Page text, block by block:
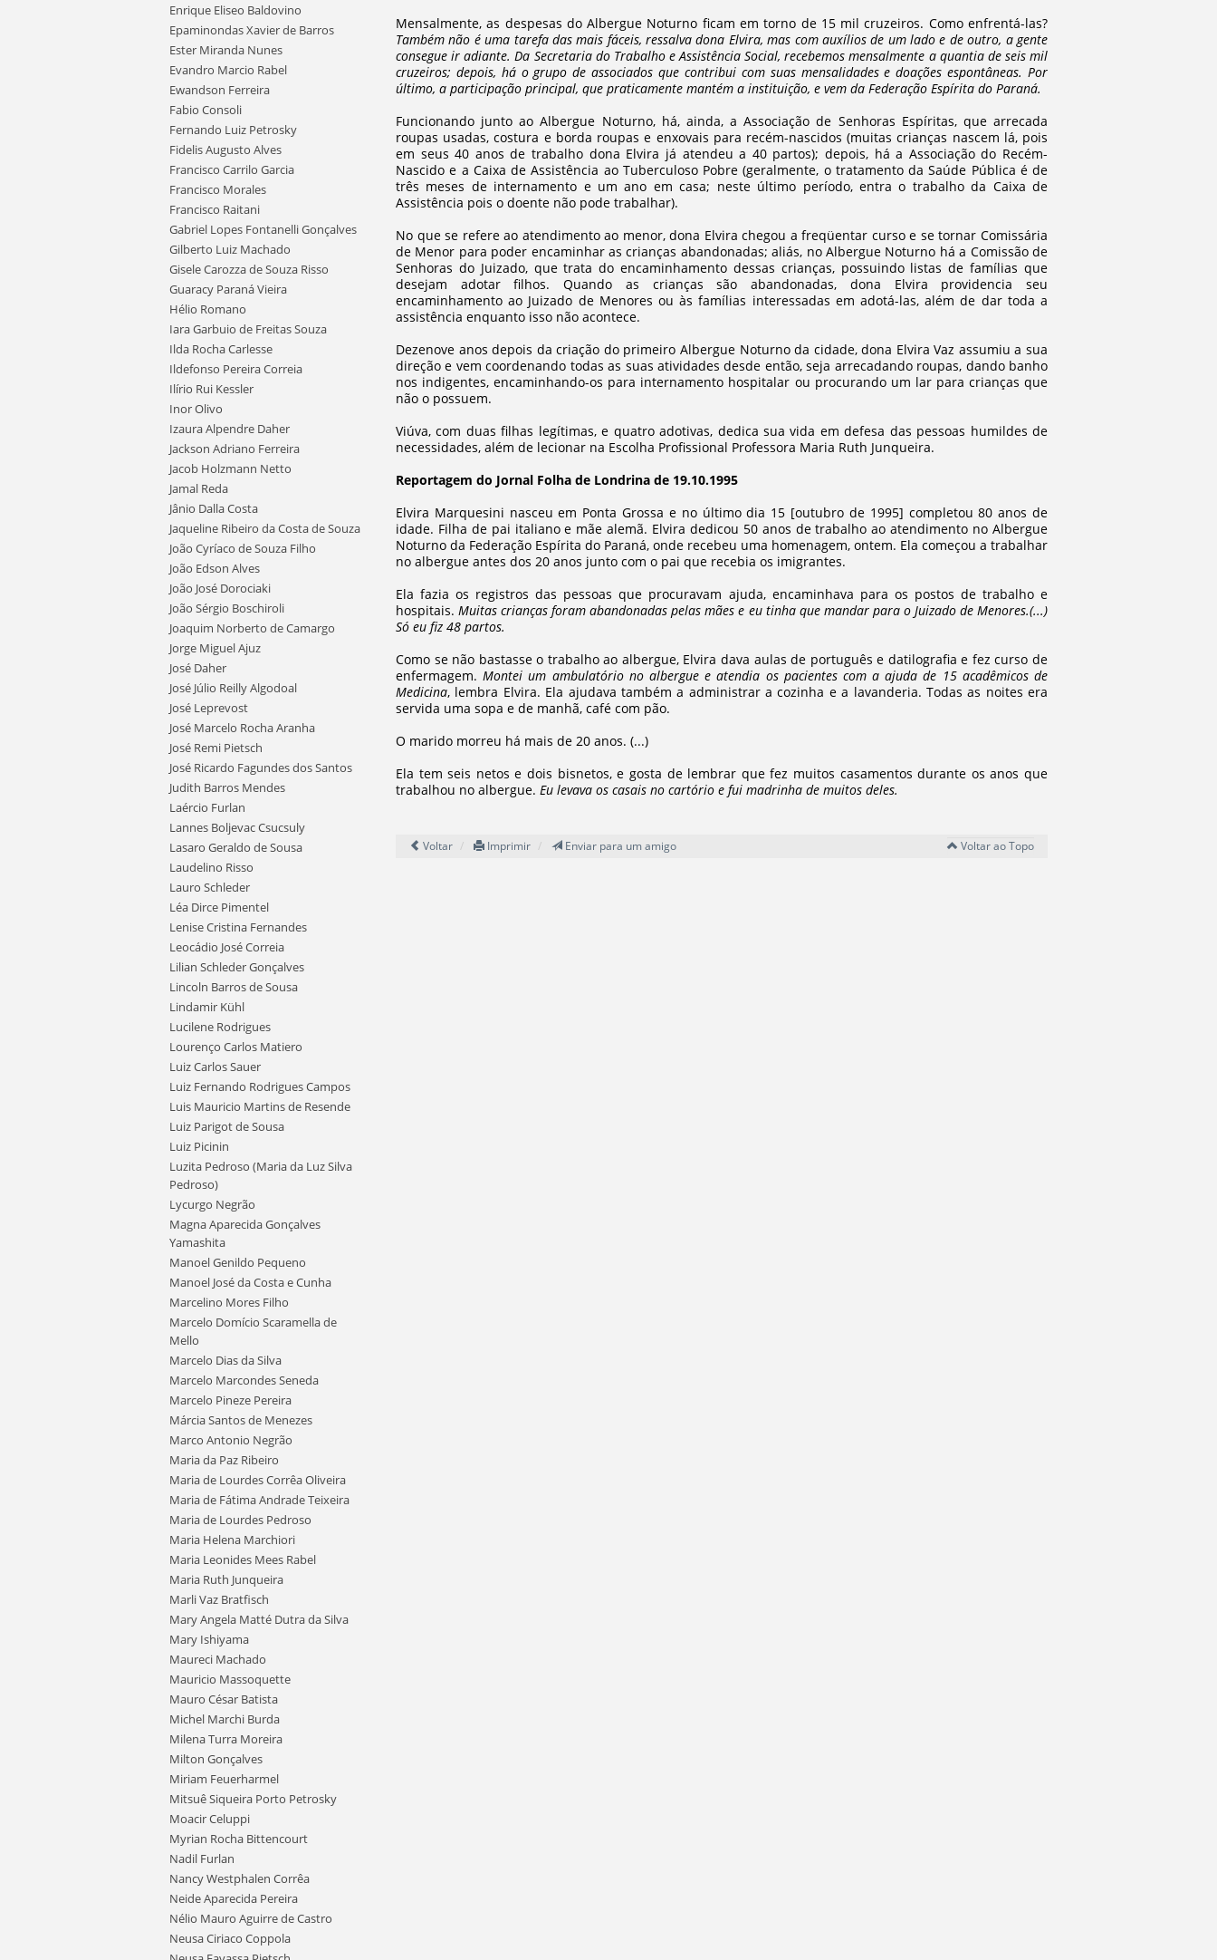
Enrique Eliseo Baldovino
Epaminondas Xavier de Barros
Ester Miranda Nunes
Evandro Marcio Rabel
Ewandson Ferreira
Fabio Consoli
Fernando Luiz Petrosky
Fidelis Augusto Alves
Francisco Carrilo Garcia
Francisco Morales
Francisco Raitani
Gabriel Lopes Fontanelli Gonçalves
Gilberto Luiz Machado
Gisele Carozza de Souza Risso
Guaracy Paraná Vieira
Hélio Romano
Iara Garbuio de Freitas Souza
Ilda Rocha Carlesse
Ildefonso Pereira Correia
Ilírio Rui Kessler
Inor Olivo
Izaura Alpendre Daher
Jackson Adriano Ferreira
Jacob Holzmann Netto
Jamal Reda
Jânio Dalla Costa
Jaqueline Ribeiro da Costa de Souza
João Cyríaco de Souza Filho
João Edson Alves
João José Dorociaki
João Sérgio Boschiroli
Joaquim Norberto de Camargo
Jorge Miguel Ajuz
José Daher
José Júlio Reilly Algodoal
José Leprevost
José Marcelo Rocha Aranha
José Remi Pietsch
José Ricardo Fagundes dos Santos
Judith Barros Mendes
Laércio Furlan
Lannes Boljevac Csucsuly
Lasaro Geraldo de Sousa
Laudelino Risso
Lauro Schleder
Léa Dirce Pimentel
Lenise Cristina Fernandes
Leocádio José Correia
Lilian Schleder Gonçalves
Lincoln Barros de Sousa
Lindamir Kühl
Lucilene Rodrigues
Lourenço Carlos Matiero
Luiz Carlos Sauer
Luiz Fernando Rodrigues Campos
Luis Mauricio Martins de Resende
Luiz Parigot de Sousa
Luiz Picinin
Luzita Pedroso (Maria da Luz Silva
Pedroso)
Lycurgo Negrão
Magna Aparecida Gonçalves
Yamashita
Manoel Genildo Pequeno
Manoel José da Costa e Cunha
Marcelino Mores Filho
Marcelo Domício Scaramella de
Mello
Marcelo Dias da Silva
Marcelo Marcondes Seneda
Marcelo Pineze Pereira
Márcia Santos de Menezes
Marco Antonio Negrão
Maria da Paz Ribeiro
Maria de Lourdes Corrêa Oliveira
Maria de Fátima Andrade Teixeira
Maria de Lourdes Pedroso
Maria Helena Marchiori
Maria Leonides Mees Rabel
Maria Ruth Junqueira
Marli Vaz Bratfisch
Mary Angela Matté Dutra da Silva
Mary Ishiyama
Maureci Machado
Mauricio Massoquette
Mauro César Batista
Michel Marchi Burda
Milena Turra Moreira
Milton Gonçalves
Miriam Feuerharmel
Mitsuê Siqueira Porto Petrosky
Moacir Celuppi
Myrian Rocha Bittencourt
Nadil Furlan
Nancy Westphalen Corrêa
Neide Aparecida Pereira
Nélio Mauro Aguirre de Castro
Neusa Ciriaco Coppola
Mensalmente, as despesas do Albergue Noturno ficam em torno de 15 mil cruzeiros. Como enfrentá-las?
Também não é uma tarefa das mais fáceis, ressalva dona Elvira, mas com auxílios de um lado e de outro, a gente
consegue ir adiante. Da Secretaria do Trabalho e Assistência Social, recebemos mensalmente a quantia de seis mil
cruzeiros; depois, há o grupo de associados que contribui com suas mensalidades e doações espontâneas. Por
último, a participação principal, que praticamente mantém a instituição, e vem da Federação Espírita do Paraná.
Funcionando junto ao Albergue Noturno, há, ainda, a Associação de Senhoras Espíritas, que arrecada
roupas usadas, costura e borda roupas e enxovais para recém-nascidos (muitas crianças nascem lá, pois
em seus 40 anos de trabalho dona Elvira já atendeu a 40 partos); depois, há a Associação do Recém-
Nascido e a Caixa de Assistência ao Tuberculoso Pobre (geralmente, o tratamento da Saúde Pública é de
três meses de internamento e um ano em casa; neste último período, entra o trabalho da Caixa de
Assistência pois o doente não pode trabalhar).
No que se refere ao atendimento ao menor, dona Elvira chegou a freqüentar curso e se tornar Comissária
de Menor para poder encaminhar as crianças abandonadas; aliás, no Albergue Noturno há a Comissão de
Senhoras do Juizado, que trata do encaminhamento dessas crianças, possuindo listas de famílias que
desejam adotar filhos. Quando as crianças são abandonadas, dona Elvira providencia seu
encaminhamento ao Juizado de Menores ou às famílias interessadas em adotá-las, além de dar toda a
assistência enquanto isso não acontece.
Dezenove anos depois da criação do primeiro Albergue Noturno da cidade, dona Elvira Vaz assumiu a sua
direção e vem coordenando todas as suas atividades desde então, seja arrecadando roupas, dando banho
nos indigentes, encaminhando-os para internamento hospitalar ou procurando um lar para crianças que
não o possuem.
Viúva, com duas filhas legítimas, e quatro adotivas, dedica sua vida em defesa das pessoas humildes de
necessidades, além de lecionar na Escolha Profissional Professora Maria Ruth Junqueira.
Reportagem do Jornal Folha de Londrina de 19.10.1995
Elvira Marquesini nasceu em Ponta Grossa e no último dia 15 [outubro de 1995] completou 80 anos de
idade. Filha de pai italiano e mãe alemã. Elvira dedicou 50 anos de trabalho ao atendimento no Albergue
Noturno da Federação Espírita do Paraná, onde recebeu uma homenagem, ontem. Ela começou a trabalhar
no albergue antes dos 20 anos junto com o pai que recebia os imigrantes.
Ela fazia os registros das pessoas que procuravam ajuda, encaminhava para os postos de trabalho e
hospitais.Muitas crianças foram abandonadas pelas mães e eu tinha que mandar para o Juizado de Menores.(...)
Só eu fiz 48 partos.
Como se não bastasse o trabalho ao albergue, Elvira dava aulas de português e datilografia e fez curso de
enfermagem.Montei um ambulatório no albergue e atendia os pacientes com a ajuda de 15 acadêmicos de
Medicina, lembra Elvira. Ela ajudava também a administrar a cozinha e a lavanderia. Todas as noites era
servida uma sopa e de manhã, café com pão.
O marido morreu há mais de 20 anos. (...)
Ela tem seis netos e dois bisnetos, e gosta de lembrar que fez muitos casamentos durante os anos que
trabalhou no albergue. Eu levava os casais no cartório e fui madrinha de muitos deles.
Voltar Imprimir Enviar para um amigo Voltar ao Topo